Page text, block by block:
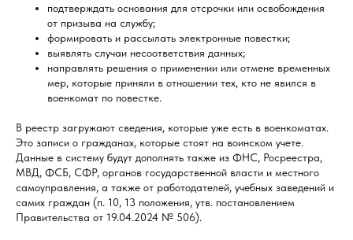
подтверждать основания для отсрочки или освобождения
от призыва на службу;
формировать и рассылать электронные повестки;
выявлять случаи несоответствия данных;
направлять решения о применении или отмене временных
мер, которые приняли в отношении тех, кто не явился в
военкомат по повестке.
В реестр загружают сведения, которые уже есть в военкоматах.
Это записи о гражданах, которые стоят на воинском учете.
Данные в систему будут дополнять также из ФНС, Росреестра,
МВД, ФСБ, СФР, органов государственной власти и местного
самоуправления, а также от работодателей, учебных заведений и
самих граждан (п. 10, 13 положения, утв. постановлением
Правительства от 19.04.2024 № 506).